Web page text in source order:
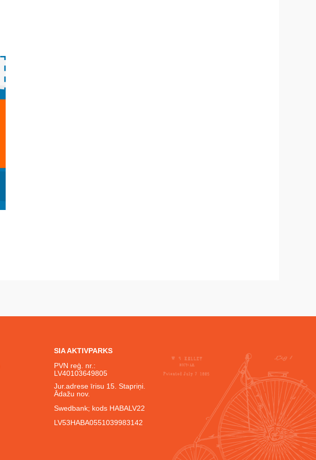
SIA AKTIVPARKS
PVN reģ. nr.:
LV40103649805
Jur.adrese īrisu 15. Stapriņi.
Ādažu nov.
Swedbank; kods HABALV22
LV53HABA0551039983142